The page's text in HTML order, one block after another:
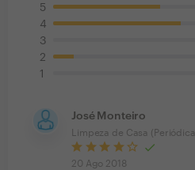
5
4
3
2
1
José Monteiro
Limpeza de Casa (Periódica)
20 Ago 2018